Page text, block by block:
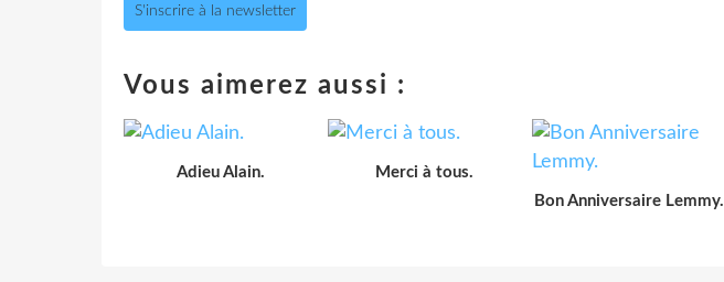
S'inscrire à la newsletter
Vous aimerez aussi :
Adieu Alain.
Merci à tous.
Bon Anniversaire Lemmy.